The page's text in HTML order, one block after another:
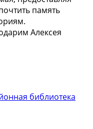
память
Алексея
библиотека